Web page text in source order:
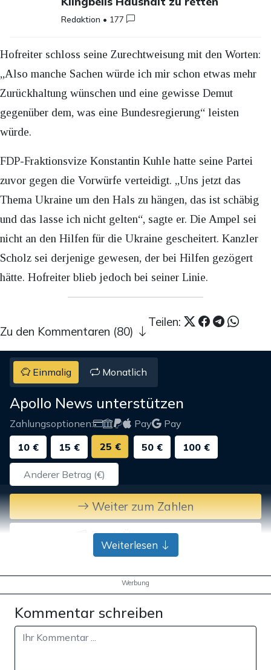
Redaktion • 177
Hofreiter schloss seine Zurechtweisung mit den Worten:
„Also manche Sachen würde ich mir schon etwas mehr
Zurückhaltung wünschen und eine gewisse Demut
gegenüber dem, was eine Bundesregierung“ leisten
würde.
FDP-Fraktionsvize Konstantin Kuhle hatte seine Partei
zuvor gegen die Vorwürfe verteidigt. „Uns jetzt das
Thema Ukraine um den Hals zu hängen, das ist schäbig
und das lasse ich nicht gelten“, sagte er. Die Ampel sei
nicht an den Hilfen für die Ukraine gescheitert. Kanzler
Scholz sei derjenige gewesen, der bei Hilfen gezögert
hätte. Hofreiter blieb jedoch bei seiner Linie.
Teilen:
Zu den Kommentaren (80)
Einmalig Monatlich
Apollo News unterstützen
Zahlungsoptionen: Pay
Pay
10 €
15 € 25 € 50 € 100 €
Weiter zum Zahlen
Bank-Überweisung
Weiterlesen
Werbung
Kommentar schreiben